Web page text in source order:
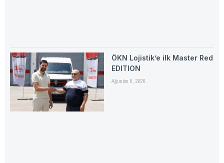
ÖKN Lojistik’e ilk Master Red
EDITION
Ağustos 6, 2026